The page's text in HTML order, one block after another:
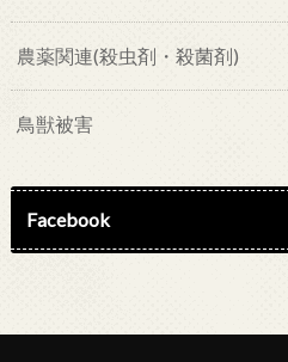
農薬関連(殺虫剤・殺菌剤)
鳥獣被害
Facebook